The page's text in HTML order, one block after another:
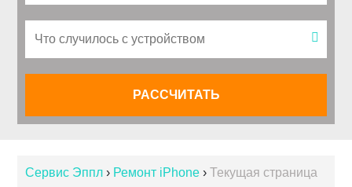
Сервис Эппл › Ремонт iPhone ›Текущая страница